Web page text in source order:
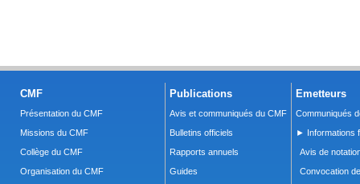
CMF
Présentation du CMF
Missions du CMF
Collège du CMF
Organisation du CMF
Publications
Avis et communiqués du CMF
Bulletins officiels
Rapports annuels
Guides
Emetteurs
Communiqués
► Informations
Avis de
Convocation